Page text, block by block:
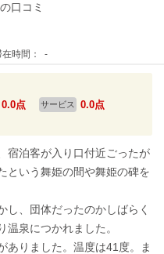
口コミ
在時間： -
0.0点 サービス 0.0点
宿泊客が入り口付近ごったが
という舞姫の間や舞姫の碑を
し、団体だったのかしばらく
泉につかれました。
ありました。温度は41度。ま